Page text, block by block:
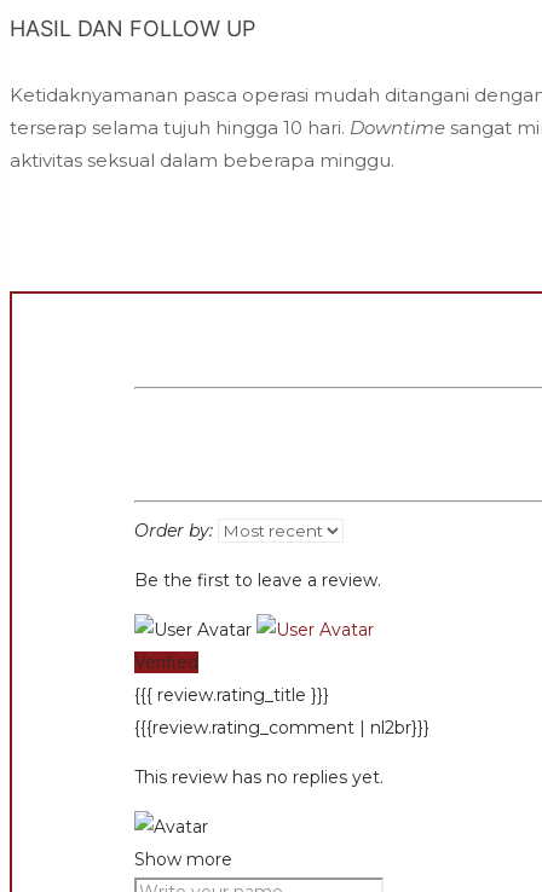
HASIL DAN FOLLOW UP
Ketidaknyamanan pasca operasi mudah ditangani
terserap selama tujuh hingga 10 hari. Downtime sangat
aktivitas seksual dalam beberapa minggu.
Order by:
Be the first to leave a review.
Verified
{{{ review.rating_title }}}
{{{review.rating_comment | nl2br}}}
This review has no replies yet.
Show more